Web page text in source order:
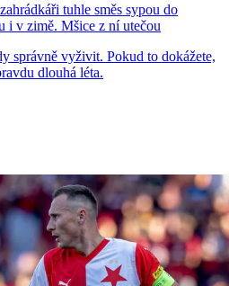
tuhle směs sypou do
i v zimě. Mšice z ní utečou
správně vyživit. Pokud to dokážete,
dlouhá léta.